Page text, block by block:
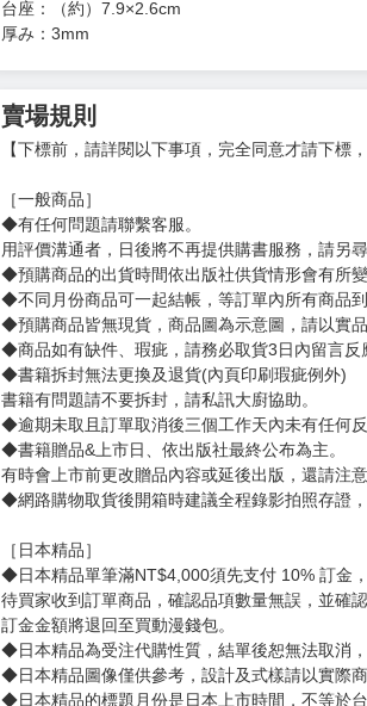
購買評價限制
本体：（約）12.8×9cm
台座：（約）7.9×2.6cm
厚み：3mm
賣場規則
【下標前，請詳閱以下事項，完全同意才請下標
［一般商品］
◆有任何問題請聯繫客服。
用評價溝通者，日後將不再提供購書服務，請另
◆不同月份商品可一起結帳，等訂單內所有商品到
◆預購商品皆無現貨，商品圖為示意圖，請以實
◆商品如有缺件、瑕疵，請務必取貨3日內留言反
◆書籍拆封無法更換及退貨(內頁印刷瑕疵例外)
書籍有問題請不要拆封，請私訊大廚協助。
◆逾期未取且訂單取消後三個工作天內未有任何
◆書籍贈品&上市日、依出版社最終公布為主。